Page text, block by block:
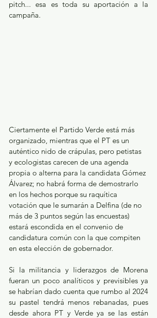
pitch... esa es toda su aportación a la
campaña.
Ciertamente el Partido Verde está más
organizado, mientras que el PT es un
auténtico nido de crápulas, pero petistas
y ecologistas carecen de una agenda
propia o alterna para la candidata Gómez
Álvarez; no habrá forma de demostrarlo
en los hechos porque su raquítica
votación que le sumarán a Delfina (de no
más de 3 puntos según las encuestas)
estará escondida en el convenio de
candidatura común con la que compiten
en esta elección de gobernador.
Si la militancia y liderazgos de Morena
fueran un poco analíticos y previsibles ya
se habrían dado cuenta que rumbo al 2024
su pastel tendrá menos rebanadas, pues
desde ahora PT y Verde ya se las están